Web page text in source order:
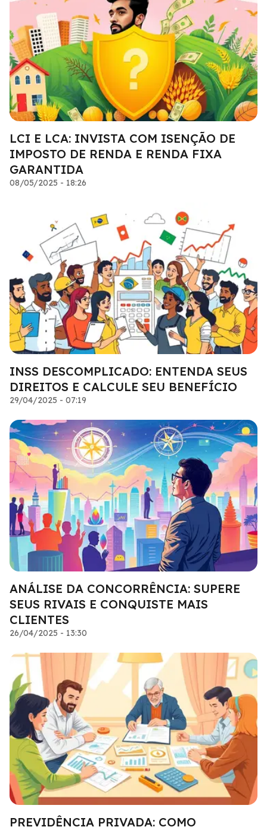
LCI E LCA: INVISTA COM ISENÇÃO DE
IMPOSTO DE RENDA E RENDA FIXA
GARANTIDA
08/05/2025 - 18:26
INSS DESCOMPLICADO: ENTENDA SEUS
DIREITOS E CALCULE SEU BENEFÍCIO
29/04/2025 - 07:19
ANÁLISE DA CONCORRÊNCIA: SUPERE
SEUS RIVAIS E CONQUISTE MAIS
CLIENTES
26/04/2025 - 13:30
PREVIDÊNCIA PRIVADA: COMO